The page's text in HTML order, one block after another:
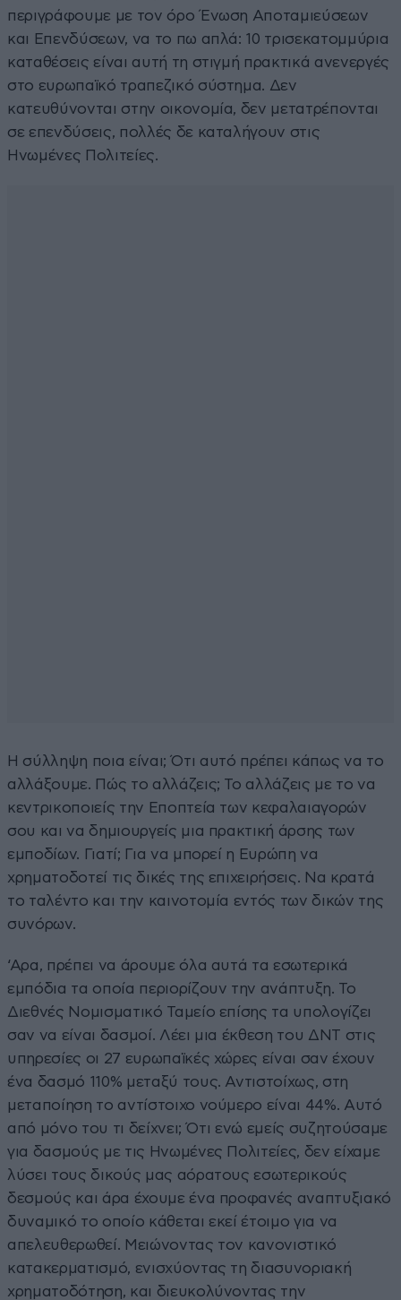
περιγράφουμε με τον όρο Ένωση Αποταμιεύσεων
και Επενδύσεων, να το πω απλά: 10 τρισεκατομμύρια
καταθέσεις είναι αυτή τη στιγμή πρακτικά ανενεργές
στο ευρωπαϊκό τραπεζικό σύστημα. Δεν
κατευθύνονται στην οικονομία, δεν μετατρέπονται
σε επενδύσεις, πολλές δε καταλήγουν στις
Ηνωμένες Πολιτείες.
Η σύλληψη ποια είναι; Ότι αυτό πρέπει κάπως να το
αλλάξουμε. Πώς το αλλάζεις; Το αλλάζεις με το να
κεντρικοποιείς την Εποπτεία των κεφαλαιαγορών
σου και να δημιουργείς μια πρακτική άρσης των
εμποδίων. Γιατί; Για να μπορεί η Ευρώπη να
χρηματοδοτεί τις δικές της επιχειρήσεις. Να κρατά
το ταλέντο και την καινοτομία εντός των δικών της
συνόρων.
‘Αρα, πρέπει να άρουμε όλα αυτά τα εσωτερικά
εμπόδια τα οποία περιορίζουν την ανάπτυξη. Το
Διεθνές Νομισματικό Ταμείο επίσης τα υπολογίζει
σαν να είναι δασμοί. Λέει μια έκθεση του ΔΝΤ στις
υπηρεσίες οι 27 ευρωπαϊκές χώρες είναι σαν έχουν
ένα δασμό 110% μεταξύ τους. Αντιστοίχως, στη
μεταποίηση το αντίστοιχο νούμερο είναι 44%. Αυτό
από μόνο του τι δείχνει; Ότι ενώ εμείς συζητούσαμε
για δασμούς με τις Ηνωμένες Πολιτείες, δεν είχαμε
λύσει τους δικούς μας αόρατους εσωτερικούς
δεσμούς και άρα έχουμε ένα προφανές αναπτυξιακό
δυναμικό το οποίο κάθεται εκεί έτοιμο για να
απελευθερωθεί. Μειώνοντας τον κανονιστικό
κατακερματισμό, ενισχύοντας τη διασυνοριακή
χρηματοδότηση, και διευκολύνοντας την